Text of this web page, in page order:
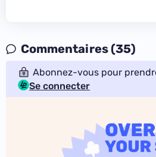
Commentaires (35)
Abonnez-vous pour
Se connecter